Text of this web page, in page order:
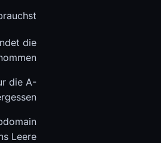
die
die A-
Leere.